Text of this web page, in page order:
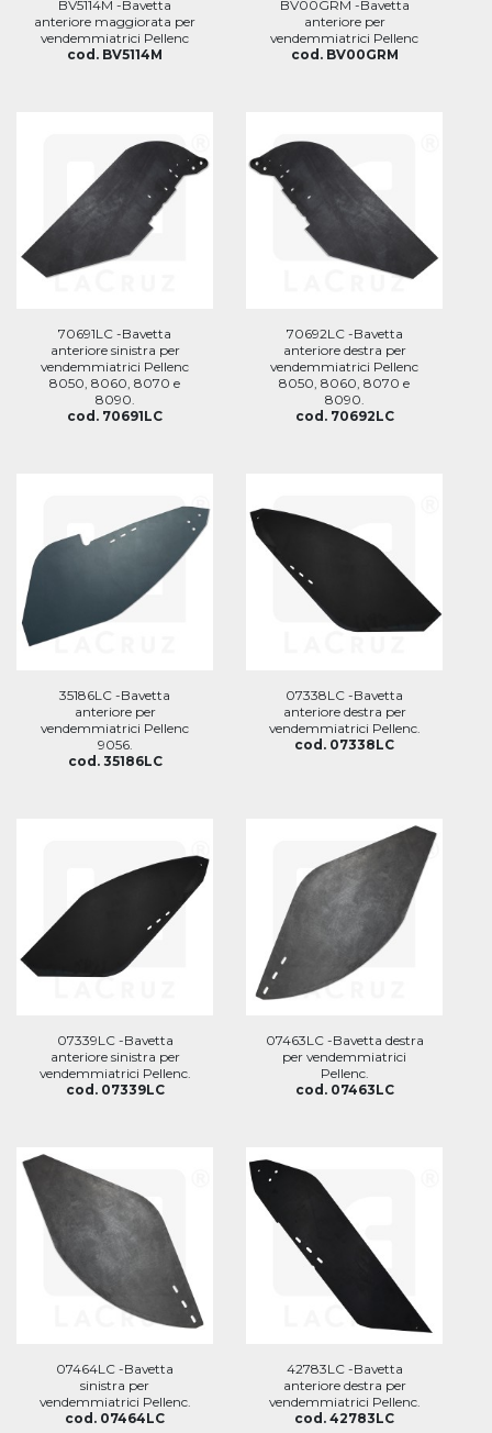
BV5114M -Bavetta
anteriore maggiorata per
vendemmiatrici Pellenc
cod. BV5114M
BV00GRM -Bavetta
anteriore per
vendemmiatrici Pellenc
cod. BV00GRM
70691LC -Bavetta
anteriore sinistra per
vendemmiatrici Pellenc
8050, 8060, 8070 e
8090.
cod. 70691LC
70692LC -Bavetta
anteriore destra per
vendemmiatrici Pellenc
8050, 8060, 8070 e
8090.
cod. 70692LC
35186LC -Bavetta
anteriore per
vendemmiatrici Pellenc
9056.
cod. 35186LC
07338LC -Bavetta
anteriore destra per
vendemmiatrici Pellenc.
cod. 07338LC
07339LC -Bavetta
anteriore sinistra per
vendemmiatrici Pellenc.
cod. 07339LC
07463LC -Bavetta destra
per vendemmiatrici
Pellenc.
cod. 07463LC
07464LC -Bavetta
sinistra per
vendemmiatrici Pellenc.
cod. 07464LC
42783LC -Bavetta
anteriore destra per
vendemmiatrici Pellenc.
cod. 42783LC